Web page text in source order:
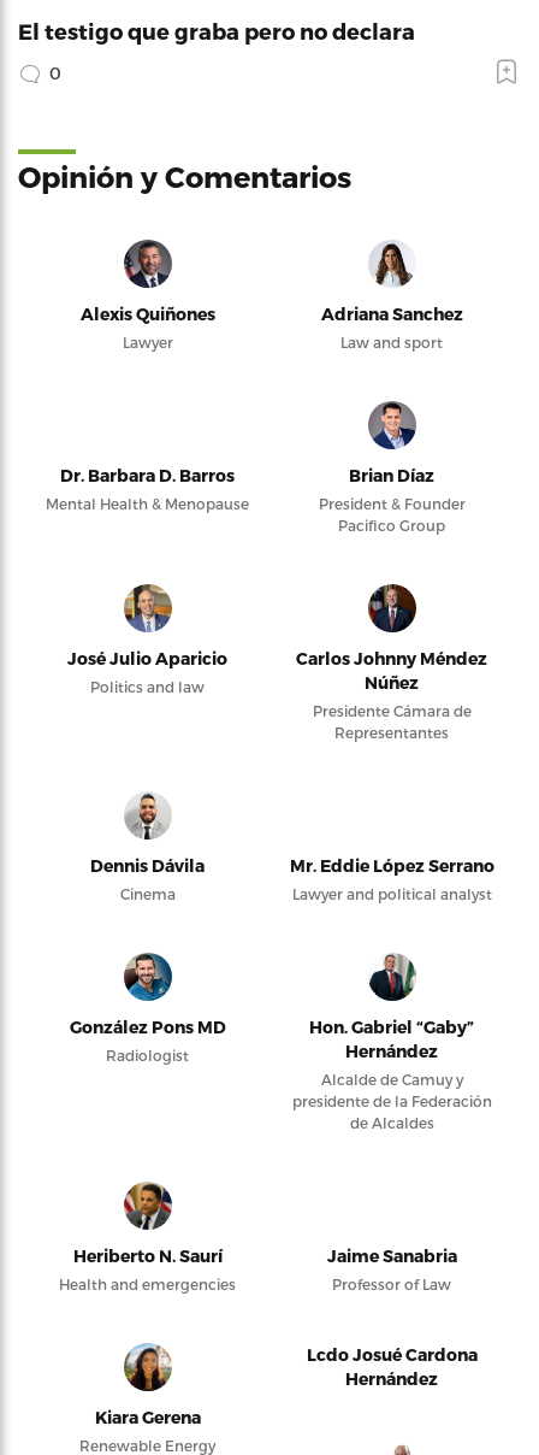
El testigo que graba pero no declara
0
Opinión y Comentarios
Alexis Quiñones
Lawyer
Adriana Sanchez
Law and sport
Dr. Barbara D. Barros
Mental Health & Menopause
Brian Díaz
President & Founder
Pacifico Group
José Julio Aparicio
Politics and law
Carlos Johnny Méndez
Núñez
Presidente Cámara de
Representantes
Dennis Dávila
Cinema
Mr. Eddie López Serrano
Lawyer and political analyst
González Pons MD
Radiologist
Hon. Gabriel “Gaby”
Hernández
Alcalde de Camuy y
presidente de la Federación
de Alcaldes
Heriberto N. Saurí
Health and emergencies
Jaime Sanabria
Professor of Law
Kiara Gerena
Renewable Energy
Lcdo Josué Cardona
Hernández